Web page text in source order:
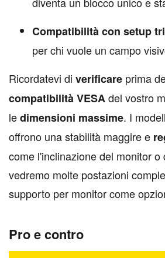
Compatibilità con setup
per chi vuole un campo
Ricordatevi di verificare prima
compatibilità VESAdel vostro
ledimensioni massime. I
offrono una stabilità maggire e
come l'inclinazione del monitor o
vedremo molte postazioni
supporto per monitor come
Pro e contro